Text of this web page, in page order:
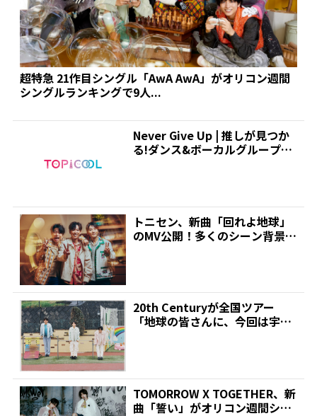
超特急 21作目シングル「AwA AwA」がオリコン週間
シングルランキングで9人...
Never Give Up | 推しが見つか
る!ダンス&ボーカルグループ専
トニセン、新曲「回れよ地球」
のMV公開！多くのシーン背景で
20th Centuryが全国ツアー
「地球の皆さんに、今回は宇宙
TOMORROW X TOGETHER、新
曲「誓い」がオリコン週間シン